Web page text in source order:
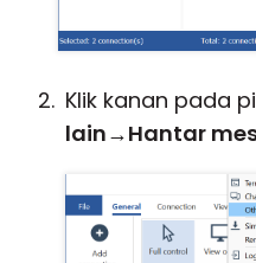
Klik kanan pada
lain→Hantar